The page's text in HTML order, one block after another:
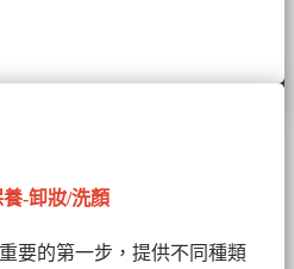
-卸妝/洗顏
要的第一步，提供不同種類